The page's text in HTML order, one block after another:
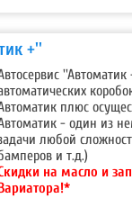
+''
плюс
- один из
любой
и т.д.)
на масло и
Вариатора!*